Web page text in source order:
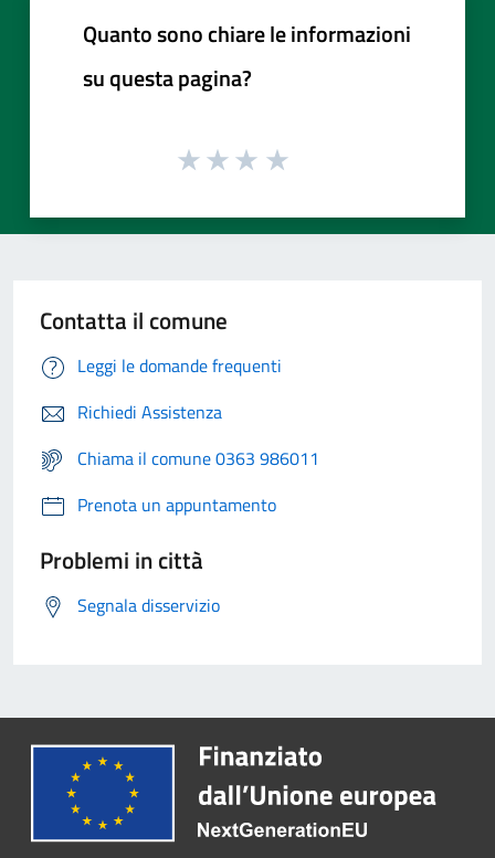
Quanto sono chiare le informazioni
su questa pagina?
Contatta il comune
Leggi le domande frequenti
Richiedi Assistenza
Chiama il comune 0363 986011
Prenota un appuntamento
Problemi in città
Segnala disservizio